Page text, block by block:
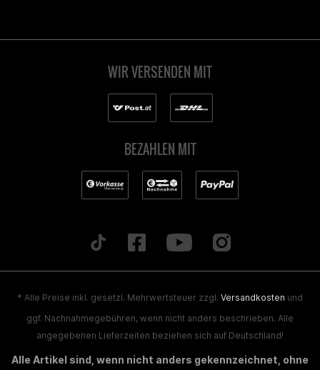
WIR VERSENDEN MIT
BEZAHLEN MIT
* Alle Preise inkl. gesetzl. Mehrwertsteuer zzgl. Versandkosten und
ggf. Nachnahmegebühren, wenn nicht anders beschrieben. Alle
angegebenen Lieferzeiten beziehen sich auf Deutschland!
Alle Artikel sind, wenn nicht anders gekennzeichnet, ohne